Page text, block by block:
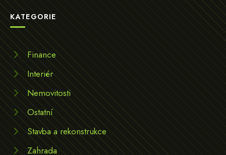
KATEGORIE
Finance
Interiér
Nemovitosti
Ostatní
Stavba a rekonstrukce
Zahrada